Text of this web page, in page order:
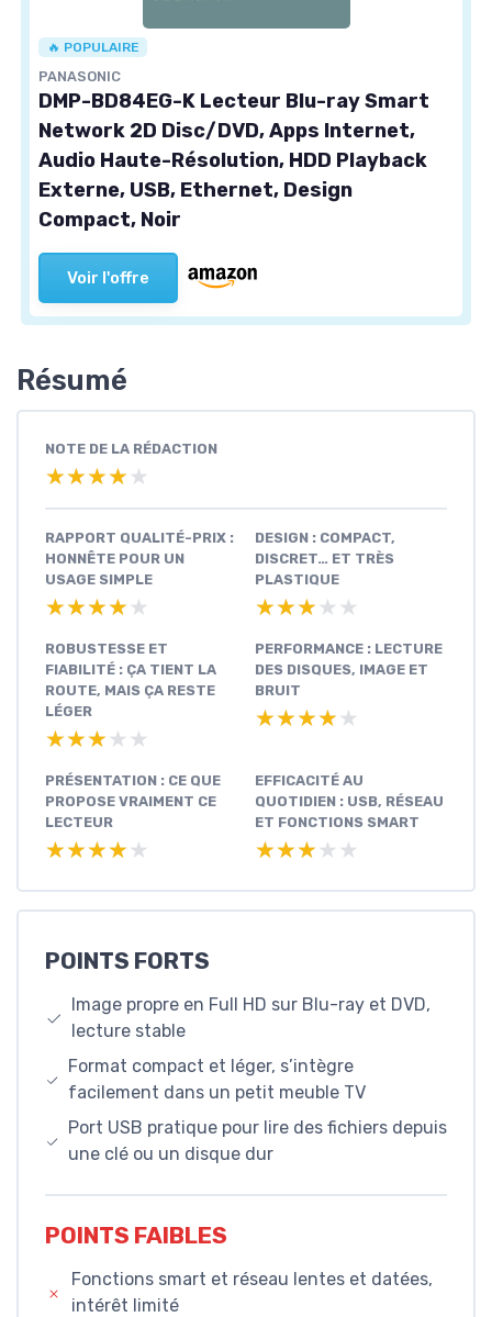
🔥 POPULAIRE
PANASONIC
DMP-BD84EG-K Lecteur Blu-ray Smart
Network 2D Disc/DVD, Apps Internet,
Audio Haute-Résolution, HDD Playback
Externe, USB, Ethernet, Design
Compact, Noir
Voir l'offre
Résumé
NOTE DE LA RÉDACTION
★★★★★
★★★★★
RAPPORT QUALITÉ-PRIX :
HONNÊTE POUR UN
USAGE SIMPLE
★★★★★
★★★★★
DESIGN : COMPACT,
DISCRET… ET TRÈS
PLASTIQUE
★★★★★
★★★★★
ROBUSTESSE ET
FIABILITÉ : ÇA TIENT LA
ROUTE, MAIS ÇA RESTE
LÉGER
★★★★★
★★★★★
PERFORMANCE : LECTURE
DES DISQUES, IMAGE ET
BRUIT
★★★★★
★★★★★
PRÉSENTATION : CE QUE
PROPOSE VRAIMENT CE
LECTEUR
★★★★★
★★★★★
EFFICACITÉ AU
QUOTIDIEN : USB, RÉSEAU
ET FONCTIONS SMART
★★★★★
★★★★★
POINTS FORTS
Image propre en Full HD sur Blu-ray et DVD,
lecture stable
Format compact et léger, s’intègre
facilement dans un petit meuble TV
Port USB pratique pour lire des fichiers depuis
une clé ou un disque dur
POINTS FAIBLES
Fonctions smart et réseau lentes et datées,
intérêt limité